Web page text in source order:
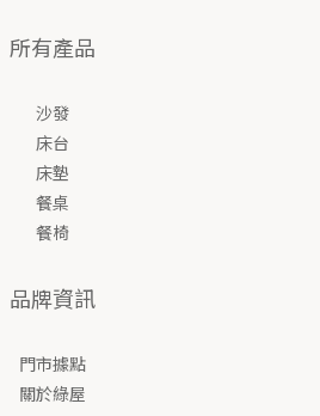
所有產品
沙發
床台
床墊
餐桌
餐椅
品牌資訊
門市據點
關於綠屋